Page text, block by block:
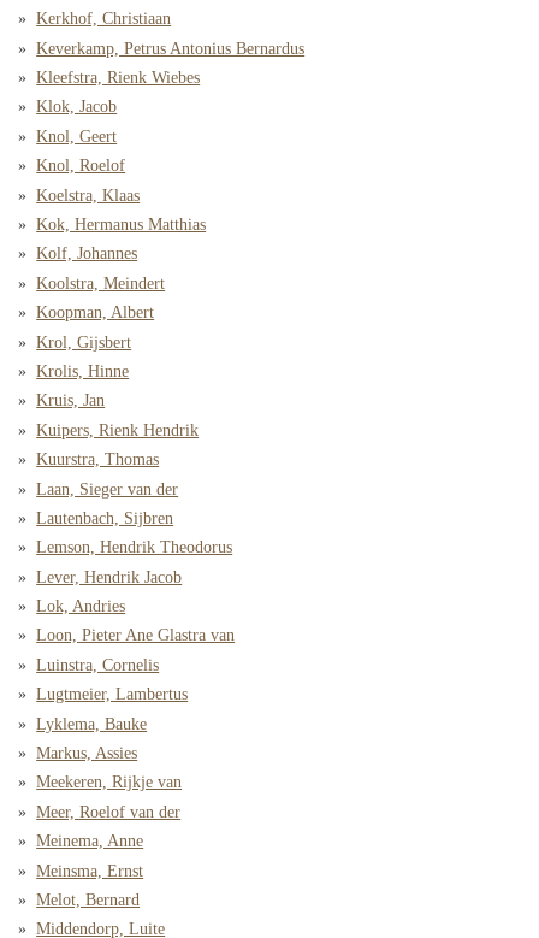
Kerkhof, Christiaan
Keverkamp, Petrus Antonius Bernardus
Kleefstra, Rienk Wiebes
Klok, Jacob
Knol, Geert
Knol, Roelof
Koelstra, Klaas
Kok, Hermanus Matthias
Kolf, Johannes
Koolstra, Meindert
Koopman, Albert
Krol, Gijsbert
Krolis, Hinne
Kruis, Jan
Kuipers, Rienk Hendrik
Kuurstra, Thomas
Laan, Sieger van der
Lautenbach, Sijbren
Lemson, Hendrik Theodorus
Lever, Hendrik Jacob
Lok, Andries
Loon, Pieter Ane Glastra van
Luinstra, Cornelis
Lugtmeier, Lambertus
Lyklema, Bauke
Markus, Assies
Meekeren, Rijkje van
Meer, Roelof van der
Meinema, Anne
Meinsma, Ernst
Melot, Bernard
Middendorp, Luite